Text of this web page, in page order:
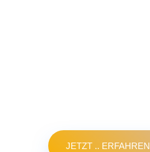
JETZT .. ERFAHREN